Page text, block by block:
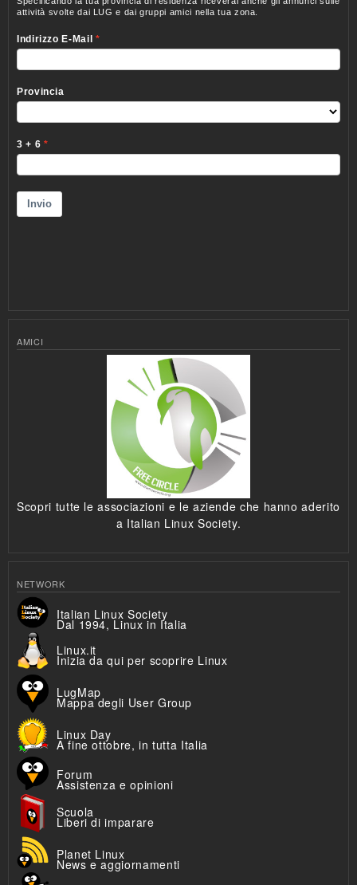
AMICI
Scopri tutte le associazioni e le aziende che hanno aderito
a Italian Linux Society.
NETWORK
Italian Linux Society
Dal 1994, Linux in Italia
Linux.it
Inizia da qui per scoprire Linux
LugMap
Mappa degli User Group
Linux Day
A fine ottobre, in tutta Italia
Forum
Assistenza e opinioni
Scuola
Liberi di imparare
Planet Linux
News e aggiornamenti